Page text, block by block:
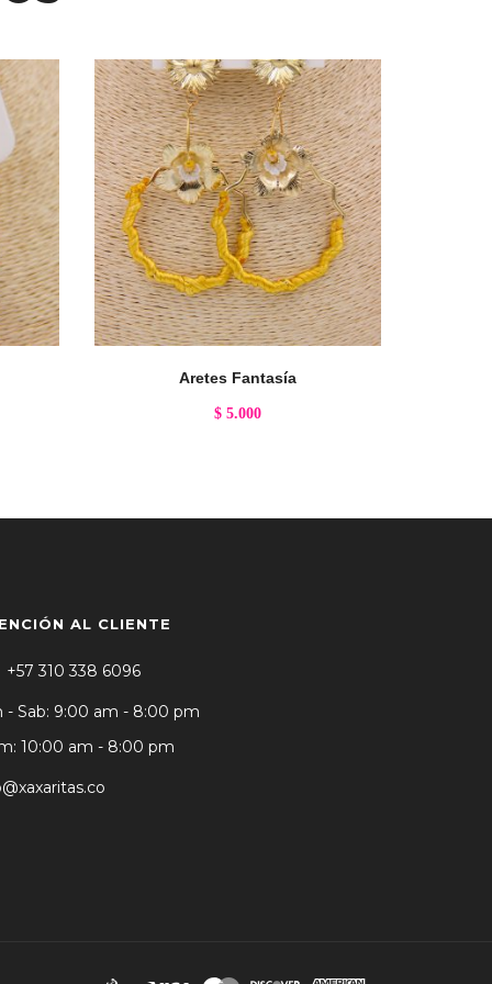
Aretes Fantasía
$ 5.000
AL CLIENTE
+57 310 338 6096
- Sab: 9:00 am - 8:00 pm
10:00 am - 8:00 pm